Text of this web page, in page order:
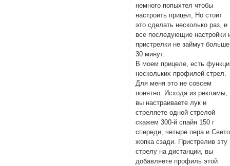
немного попыхтел чтобы
настроить прицел, Но стоит
это сделать несколько раз, и
все последующие настройки
пристрелки не займут больше
30 минут.
В моем прицеле, есть
нескольких профилей стрел.
Для меня это не совсем
понятно. Исходя из рекламы,
вы настраиваете лук и
стреляете одной стрелой
скажем 300-й спайн 150 г
спереди, четыре пера и Свето
жопка сзади. Пристрелив эту
стрелу на дистанции, вы
добавляете профиль этой